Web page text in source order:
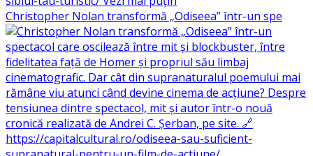
Christopher Nolan transformă „Odiseea” într-un spe